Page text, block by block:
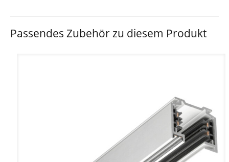
Passendes Zubehör zu diesem Produkt